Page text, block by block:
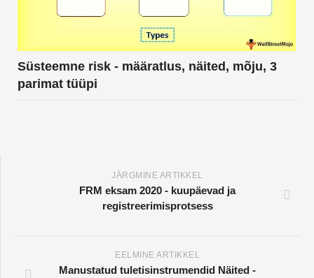
Süsteemne risk - määratlus, näited, mõju, 3
parimat tüüpi
JÄRGMINE ARTIKKEL
FRM eksam 2020 - kuupäevad ja
registreerimisprotsess
EELMINE ARTIKKEL
Manustatud tuletisinstrumendid Näited -